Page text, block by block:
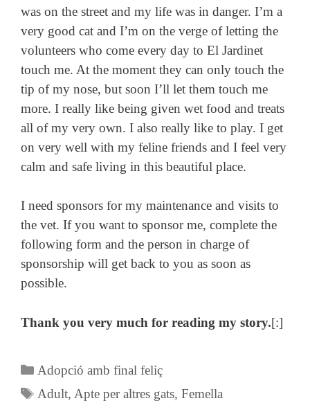
was on the street and my life was in danger. I’m a
very good cat and I’m on the verge of letting the
volunteers who come every day to El Jardinet
touch me. At the moment they can only touch the
tip of my nose, but soon I’ll let them touch me
more. I really like being given wet food and treats
all of my very own. I also really like to play. I get
on very well with my feline friends and I feel very
calm and safe living in this beautiful place.
I need sponsors for my maintenance and visits to
the vet. If you want to sponsor me, complete the
following form and the person in charge of
sponsorship will get back to you as soon as
possible.
Thank you very much for reading my story.[:]
Categories
Adopció amb final feliç
Etiquetes
Adult, Apte per altres gats,Femella